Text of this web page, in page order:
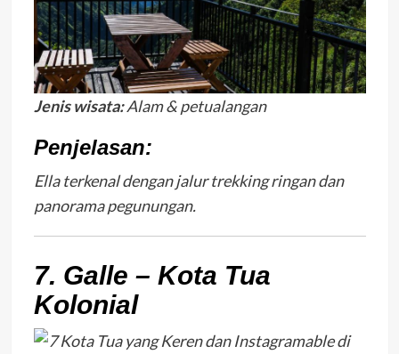
Jenis wisata:Alam & petualangan
Penjelasan:
Ella terkenal dengan jalur trekking ringan dan
panorama pegunungan.
7. Galle – Kota Tua
Kolonial